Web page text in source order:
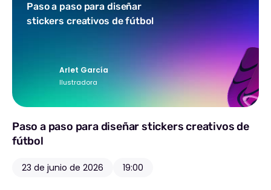
Paso a paso para diseñar
stickers creativos de fútbol
Arlet García
Ilustradora
Paso a paso para diseñar stickers creativos de
fútbol
23 de junio de 2026 19:00